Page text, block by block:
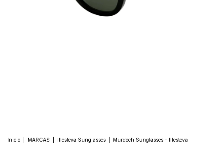
Inicio MARCAS Illesteva Sunglasses Murdoch Sunglasses - Illesteva